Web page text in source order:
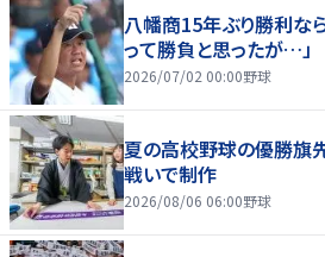
八幡商15年ぶり勝利な
って勝負と思ったが…」
2026/07/02 00:00野球
夏の高校野球の優勝旗
戦いで制作
2026/08/06 06:00野球